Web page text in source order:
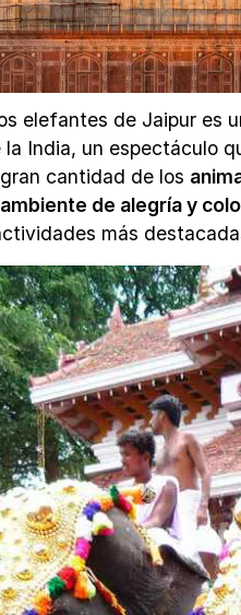
elefantes de Jaipur es
India, un espectáculo
cantidad de los
de alegría y
más